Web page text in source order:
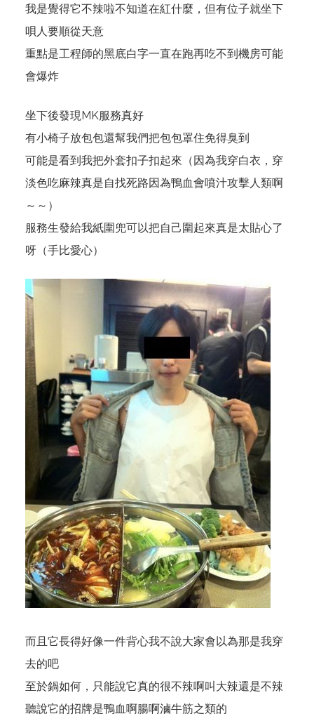
我是覺得它不辣啦不知道在紅什麼，但有位子就坐下
唄人要順從天意
重點是工程師的黑底白字一直在跑再吃不到機房可能
會爆炸
坐下後發現MK服務真好
有小椅子放包包還幫我們把包包罩住免得臭到
可能是看到我把外套扣子扣起來（因為我穿白衣，穿
淡色吃麻辣真是自找死路因為鴨血會噴汁攻擊人類啊
～～）
服務生發給我紙圍兜可以把自己圍起來真是太貼心了
呀（手比愛心）
而且它長得好像一件背心我不說大家會以為那是我穿
去的吧
至於鍋如何，只能說它真的很不辣啊叫大辣還是不辣
聽說它的招牌是鴨血啊腸啊滷牛筋之類的